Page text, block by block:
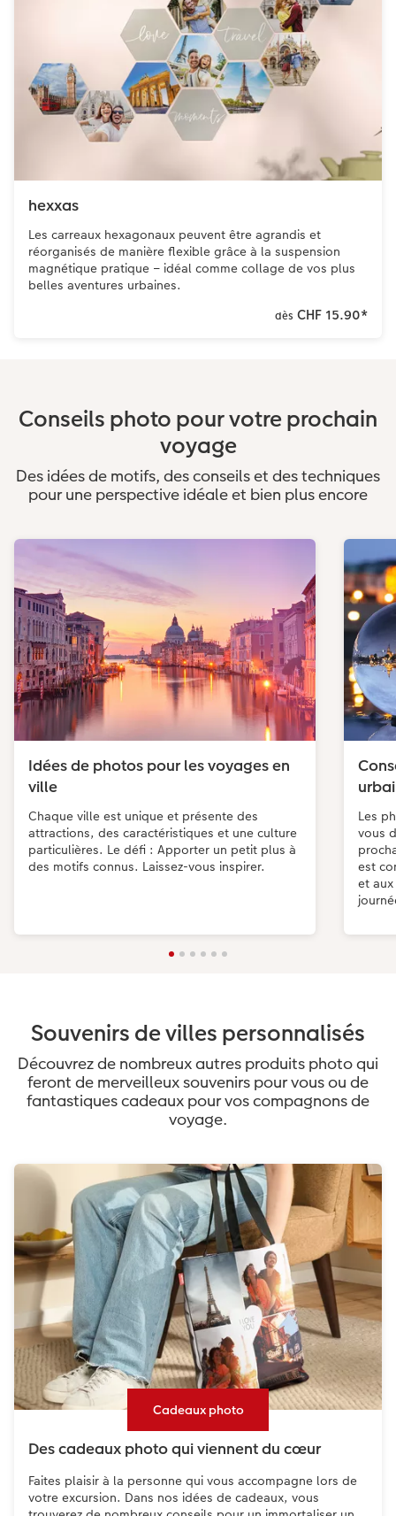
hexxas
Les carreaux hexagonaux peuvent être agrandis et
réorganisés de manière flexible grâce à la suspension
magnétique pratique – idéal comme collage de vos plus
belles aventures urbaines.
dès CHF 15.90*
Conseils photo pour votre prochain
voyage
Des idées de motifs, des conseils et des techniques
pour une perspective idéale et bien plus encore
Idées de photos pour les voyages en
ville
Chaque ville est unique et présente des
attractions, des caractéristiques et une culture
particulières. Le défi : Apporter un petit plus à
des motifs connus. Laissez-vous inspirer.
Les
vous
est
et
Souvenirs de villes personnalisés
Découvrez de nombreux autres produits photo qui
feront de merveilleux souvenirs pour vous ou de
fantastiques cadeaux pour vos compagnons de
voyage.
Cadeaux photo
Des cadeaux photo qui viennent du cœur
Faites plaisir à la personne qui vous accompagne lors de
votre excursion. Dans nos idées de cadeaux, vous